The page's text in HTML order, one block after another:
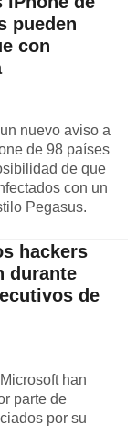
pueden
con
nuevo aviso a
de 98 países
de que
con un
Pegasus.
hackers
durante
de
han
parte de
por su